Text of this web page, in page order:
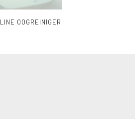
OOGREINIGER